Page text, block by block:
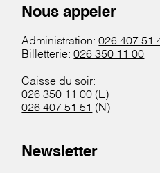
Nous appeler
Administration:026 407 51
Billetterie:026 350 11 00
Caisse du soir:
026 350 11 00 (E)
026 407 51 51 (N)
Newsletter